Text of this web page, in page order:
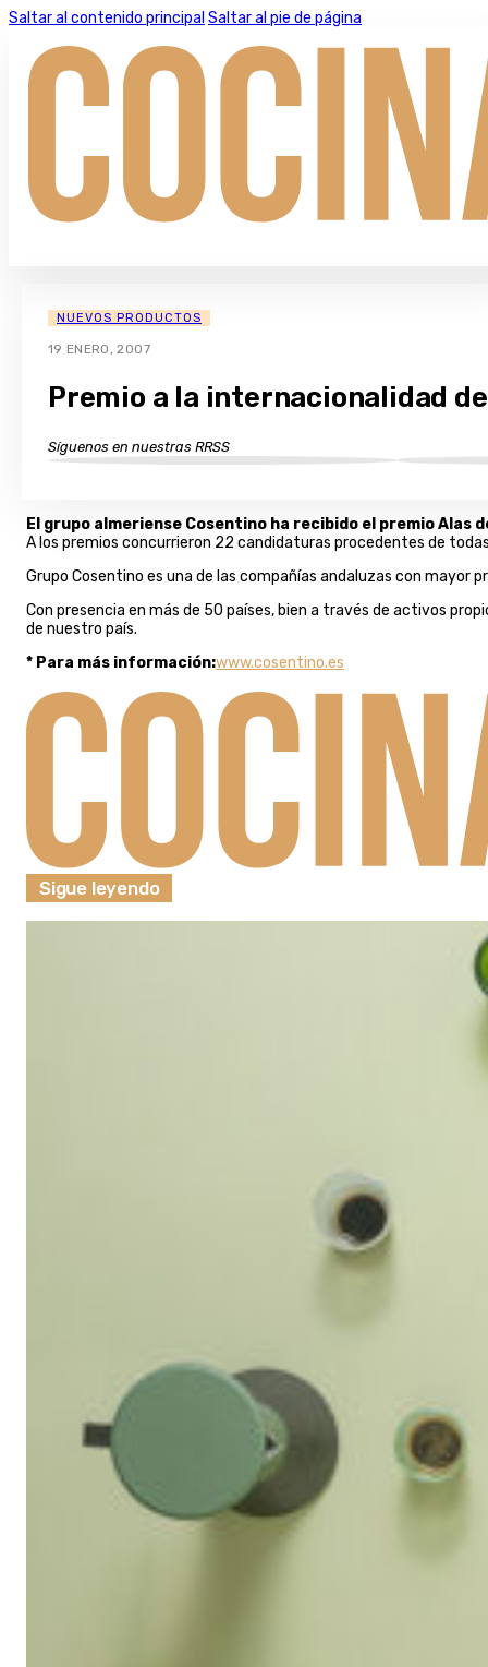
Saltar al contenido principal Saltar al pie de página
NUEVOS PRODUCTOS
19 ENERO, 2007
Premio a la internacionalidad
Síguenos en nuestras RRSS
El grupo almeriense Cosentino ha recibido el premio
A los premios concurrieron 22 candidaturas procedentes de
Grupo Cosentino es una de las compañías andaluzas con mayor
Con presencia en más de 50 países, bien a través de activos
de nuestro país.
* Para más información:www.cosentino.es
Sigue leyendo